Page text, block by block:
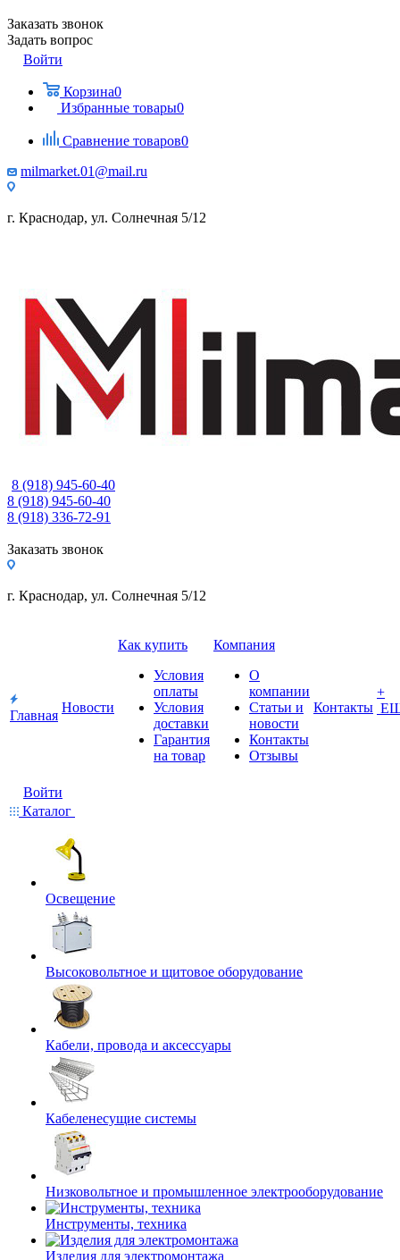
Заказать звонок
Задать вопрос
Войти
Корзина0
Избранные товары0
Сравнение товаров0
milmarket.01@mail.ru
г. Краснодар, ул. Солнечная 5/12
8 (918) 945-60-40
8 (918) 945-60-40
8 (918) 336-72-91
Заказать звонок
г. Краснодар, ул. Солнечная 5/12
Главная
Новости
Как купить
Условия
оплаты
Условия
доставки
Гарантия
на товар
Компания
О
компании
Статьи и
новости
Контакты
Отзывы
Контакты
+
Войти
Каталог
Освещение
Высоковольтное и щитовое оборудование
Кабели, провода и аксессуары
Кабеленесущие системы
Низковольтное и промышленное электрооборудование
Инструменты, техника
Изделия для электромонтажа